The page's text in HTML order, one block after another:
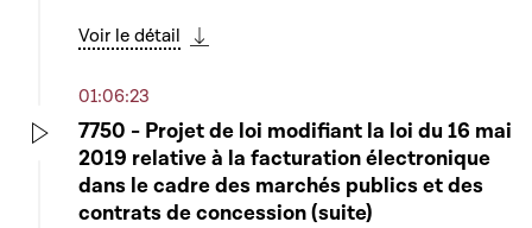
Voir le détail
01:06:23
7750 - Projet de loi modifiant la loi du 16 mai
2019 relative à la facturation électronique
dans le cadre des marchés publics et des
contrats de concession (suite)